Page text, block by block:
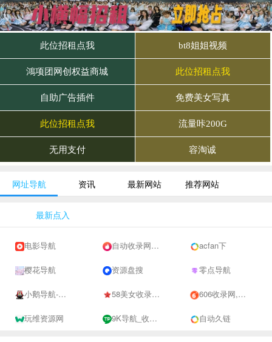
网址导航 资讯 最新网站 推荐网站
最新点入
电影导航 自动收录网 - 自动秒收录-网站收录-收录网站-网址收录-秒收录 acfan下
樱花导航 资源盘搜 零点导航
小鹅导航-网站收录-自动收录网-网址收录-自动秒收录 58美女收录网-自动收录网站-流量交换-自动链 606收录网,免费自动秒收录网址,提供自动收录,网站导航大全源码,自动链,友情链接交换。
玩维资源网 9K导航_收录网-网址收录-网址导航-收录网站-自助广告系统 自动久链